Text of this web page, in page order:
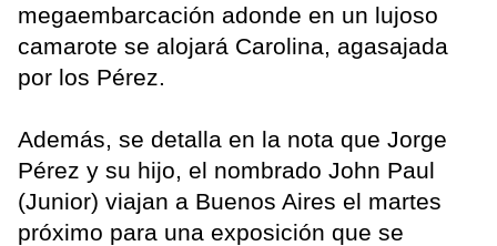
megaembarcación adonde en un lujoso
camarote se alojará Carolina, agasajada
por los Pérez.
Además, se detalla en la nota que Jorge
Pérez y su hijo, el nombrado John Paul
(Junior) viajan a Buenos Aires el martes
próximo para una exposición que se